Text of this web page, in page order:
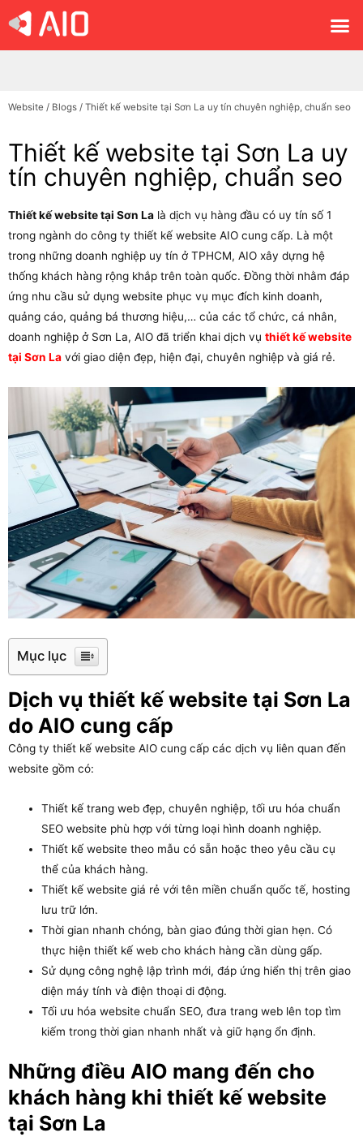
Website / Blogs / Thiết kế website tại Sơn La uy tín chuyên nghiệp, chuẩn seo
Thiết kế website tại Sơn La uy
tín chuyên nghiệp, chuẩn seo
Thiết kế website tại Sơn La là dịch vụ hàng đầu có uy tín số 1
trong ngành do công ty thiết kế website AIO cung cấp. Là một
trong những doanh nghiệp uy tín ở TPHCM, AIO xây dựng hệ
thống khách hàng rộng khắp trên toàn quốc. Đồng thời nhằm đáp
ứng nhu cầu sử dụng website phục vụ mục đích kinh doanh,
quảng cáo, quảng bá thương hiệu,… của các tổ chức, cá nhân,
doanh nghiệp ở Sơn La, AIO đã triển khai dịch vụ thiết kế website
tại Sơn La với giao diện đẹp, hiện đại, chuyên nghiệp và giá rẻ.
Mục lục
Dịch vụ thiết kế website tại Sơn La
do AIO cung cấp
Công ty thiết kế website AIO cung cấp các dịch vụ liên quan đến
website gồm có:
Thiết kế trang web đẹp, chuyên nghiệp, tối ưu hóa chuẩn
SEO website phù hợp với từng loại hình doanh nghiệp.
Thiết kế website theo mẫu có sẵn hoặc theo yêu cầu cụ
thể của khách hàng.
Thiết kế website giá rẻ với tên miền chuẩn quốc tế, hosting
lưu trữ lớn.
Thời gian nhanh chóng, bàn giao đúng thời gian hẹn. Có
thực hiện thiết kế web cho khách hàng cần dùng gấp.
Sử dụng công nghệ lập trình mới, đáp ứng hiển thị trên giao
diện máy tính và điện thoại di động.
Tối ưu hóa website chuẩn SEO, đưa trang web lên top tìm
kiếm trong thời gian nhanh nhất và giữ hạng ổn định.
Những điều AIO mang đến cho
khách hàng khi thiết kế website
tại Sơn La